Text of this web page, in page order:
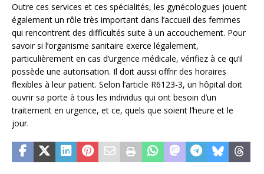
Outre ces services et ces spécialités, les gynécologues jouent
également un rôle très important dans l’accueil des femmes
qui rencontrent des difficultés suite à un accouchement. Pour
savoir si l’organisme sanitaire exerce légalement,
particulièrement en cas d’urgence médicale, vérifiez à ce qu’il
possède une autorisation. Il doit aussi offrir des horaires
flexibles à leur patient. Selon l’article R6123-3, un hôpital doit
ouvrir sa porte à tous les individus qui ont besoin d’un
traitement en urgence, et ce, quels que soient l’heure et le
jour.